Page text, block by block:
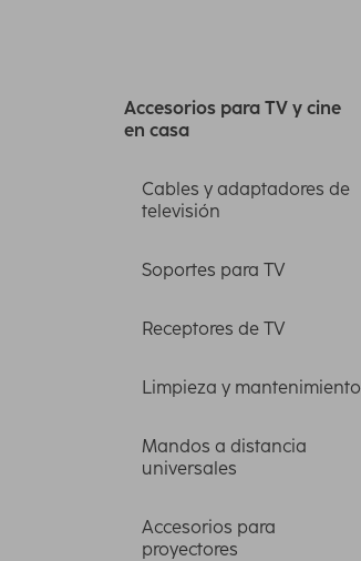
Accesorios para TV y cine
en casa
Cables y adaptadores de
televisión
Soportes para TV
Receptores de TV
Limpieza y mantenimiento
Mandos a distancia
universales
Accesorios para
proyectores